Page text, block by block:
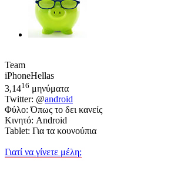
Team
iPhoneHellas
3,1416 μηνύματα
Twitter: @android
Φύλο: Όπως το δει κανείς
Κινητό: Android
Tablet: Για τα κουνούπια
Γιατί να γίνετε μέλη;